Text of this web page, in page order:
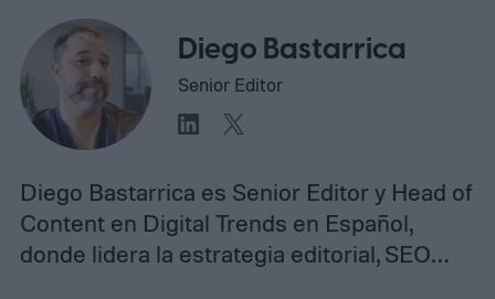
Diego Bastarrica
Senior Editor
Diego Bastarrica es Senior Editor y Head of
Content en Digital Trends en Español,
donde lidera la estrategia editorial, SEO…